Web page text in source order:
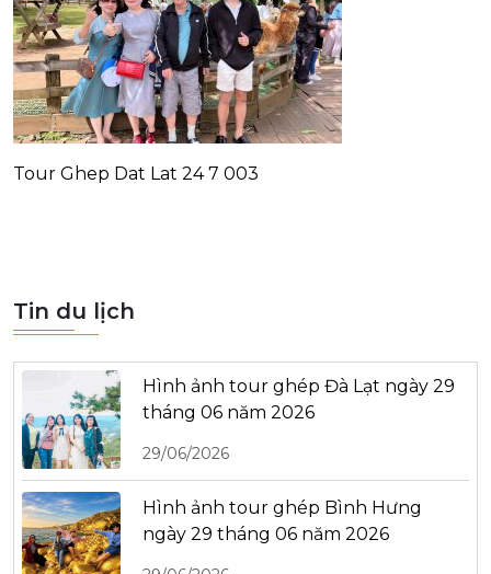
Tour Ghep Dat Lat 24 7 003
Tin du lịch
Hình ảnh tour ghép Đà Lạt ngày 29
tháng 06 năm 2026
29/06/2026
Hình ảnh tour ghép Bình Hưng
ngày 29 tháng 06 năm 2026